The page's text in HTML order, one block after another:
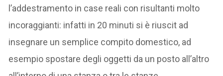
l’addestramento in case reali con risultanti molto
incoraggianti: infatti in 20 minuti si è riuscit ad
insegnare un semplice compito domestico, ad
esempio spostare degli oggetti da un posto all’altro